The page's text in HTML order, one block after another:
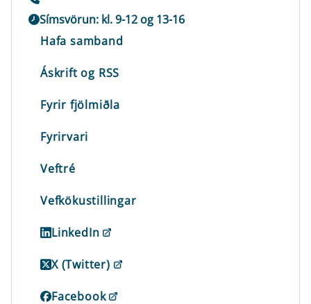
Símsvörun: kl. 9-12 og 13-16
Hafa samband
Áskrift og RSS
Fyrir fjölmiðla
Fyrirvari
Veftré
Vefkökustillingar
LinkedIn
X (Twitter)
Facebook